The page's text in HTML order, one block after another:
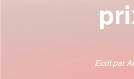
Ecrit par